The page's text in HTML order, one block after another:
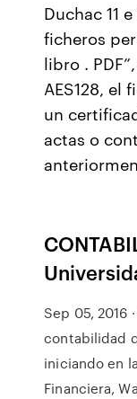
Duchac 11
ficheros
libro .
AES128, el
un
actas o
Sep 05, 2016
contabilidad
iniciando en
Financiera,